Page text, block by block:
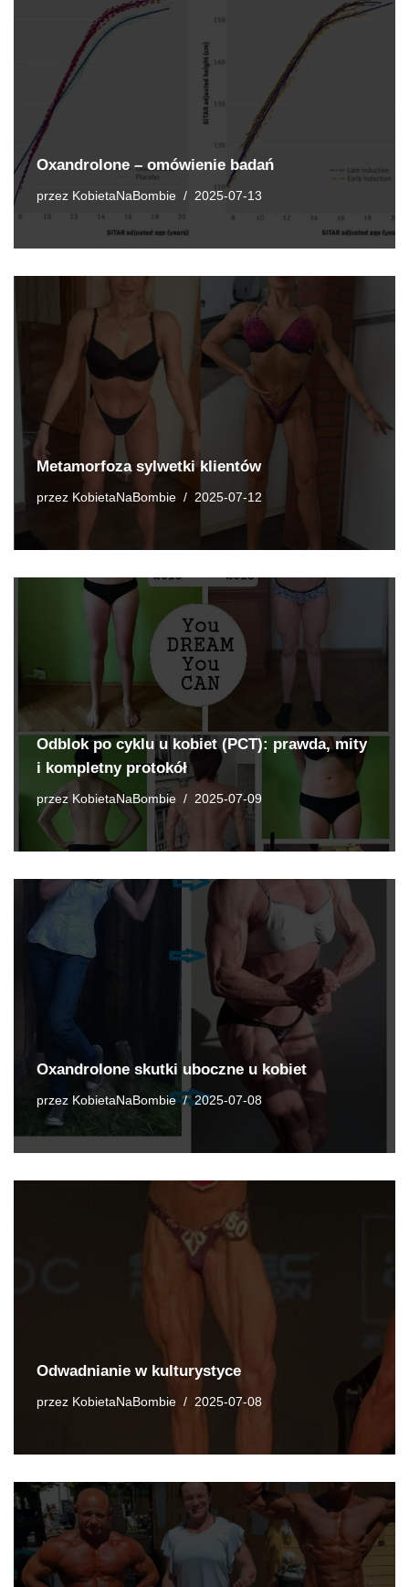
Oxandrolone – omówienie badań
przez KobietaNaBombie 2025-07-13
Metamorfoza sylwetki klientów
przez KobietaNaBombie 2025-07-12
Odblok po cyklu u kobiet (PCT): prawda, mity
i kompletny protokół
przez KobietaNaBombie 2025-07-09
Oxandrolone skutki uboczne u kobiet
przez KobietaNaBombie 2025-07-08
Odwadnianie w kulturystyce
przez KobietaNaBombie 2025-07-08